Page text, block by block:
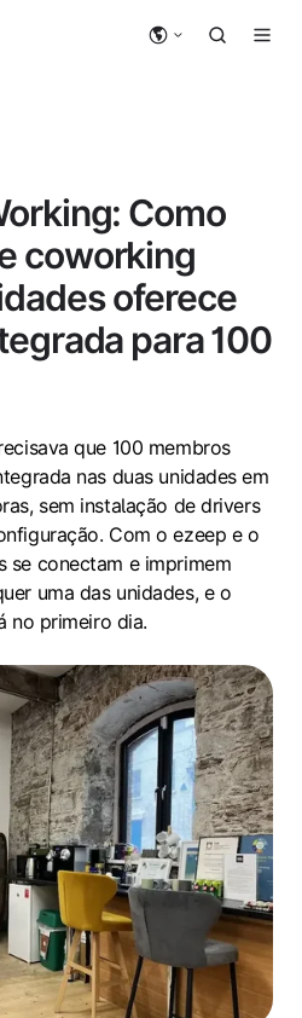
Como
coworking
oferece
para 100
que 100 membros
nas duas unidades em
sem instalação de drivers
Com o ezeep e o
se conectam e imprimem
uma das unidades, e o
no primeiro dia.